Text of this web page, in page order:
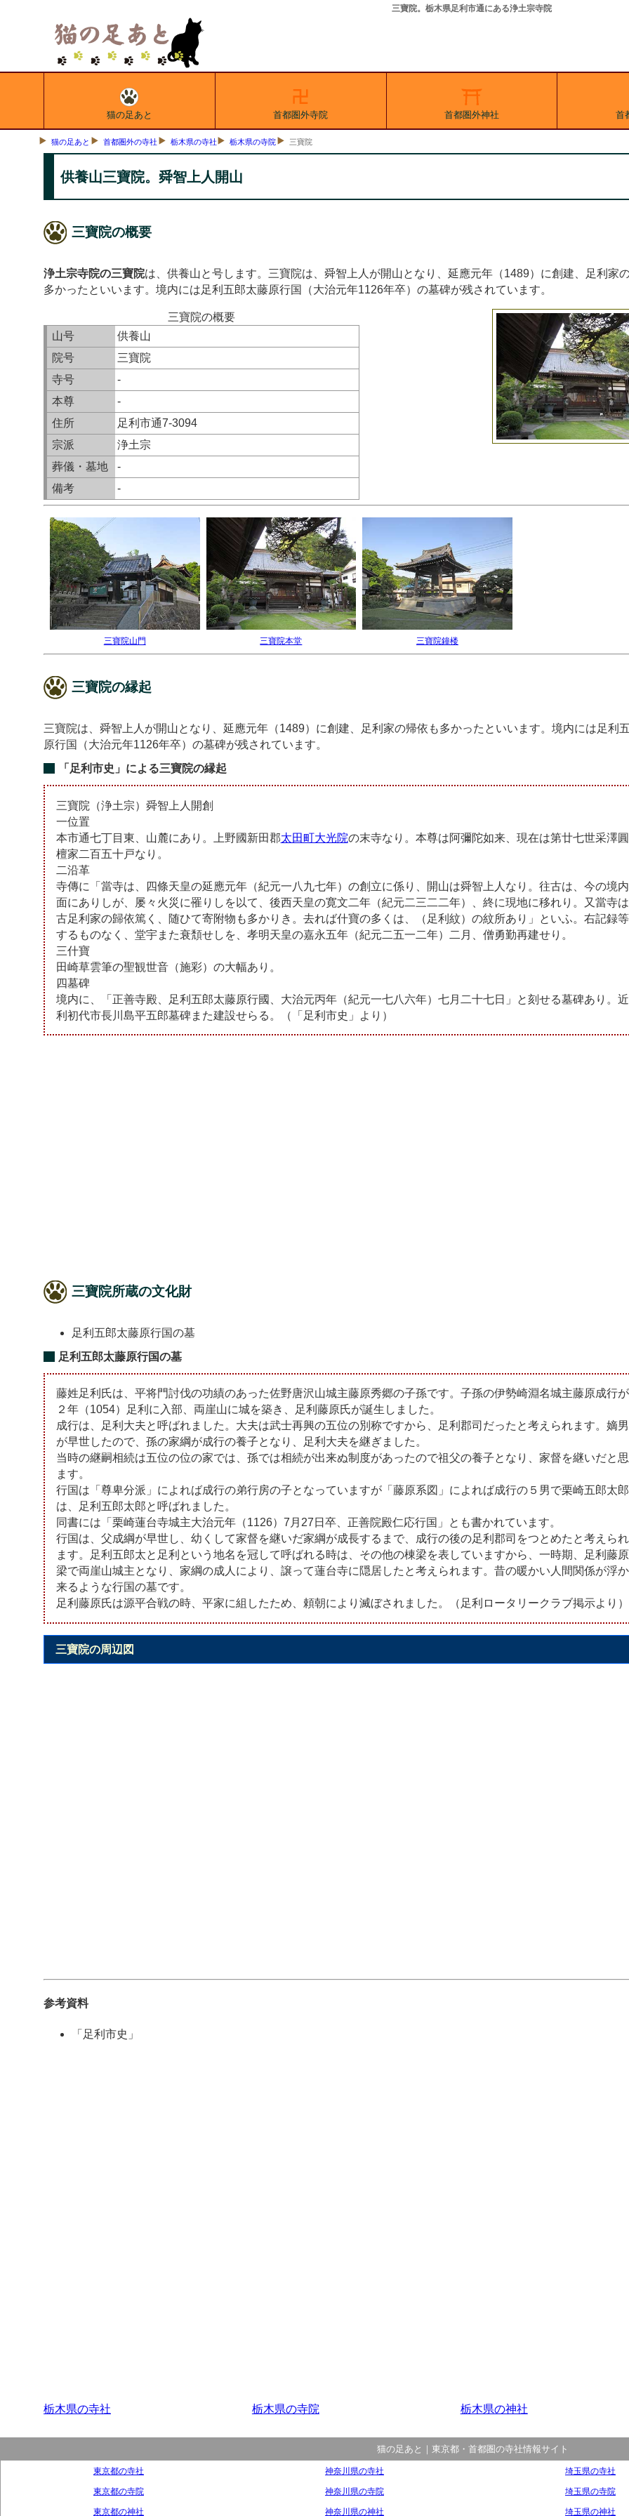
三寶院。栃木県足利市通にある浄土宗寺院
猫の足あと 首都圏外寺院 首都圏外神社 首
猫の足あと 首都圏外の寺社 栃木県の寺社 栃木県の寺院 三寶院
供養山三寶院。舜智上人開山
三寶院の概要
浄土宗寺院の三寶院は、供養山と号します。三寶院は、舜智上人が開山となり、延應元年（1489）に創建、足利家
多かったといいます。境内には足利五郎太藤原行国（大治元年1126年卒）の墓碑が残されています。
三寶院の概要
山号
供養山
院号
三寶院
寺号
-
本尊
-
住所
足利市通7-3094
宗派
浄土宗
葬儀・墓地
-
備考
-
三寶院山門 三寶院本堂 三寶院鐘楼
三寶院の縁起
三寶院は、舜智上人が開山となり、延應元年（1489）に創建、足利家の帰依も多かったといいます。境内には足利
原行国（大治元年1126年卒）の墓碑が残されています。
「足利市史」による三寶院の縁起
三寶院（浄土宗）舜智上人開創
一位置
本市通七丁目東、山麓にあり。上野國新田郡太田町大光院の末寺なり。本尊は阿彌陀如来、現在は第廿七世采澤
檀家二百五十戸なり。
二沿革
寺傳に「當寺は、四條天皇の延應元年（紀元一八九七年）の創立に係り、開山は舜智上人なり。往古は、今の境
面にありしが、屡々火災に罹りしを以て、後西天皇の寛文二年（紀元二三二二年）、終に現地に移れり。又當寺
古足利家の歸依篤く、随ひて寄附物も多かりき。去れば什寶の多くは、（足利紋）の紋所あり」といふ。右記録
するものなく、堂宇また衰頽せしを、孝明天皇の嘉永五年（紀元二五一二年）二月、僧勇勤再建せり。
三什寶
田崎草雲筆の聖観世音（施彩）の大幅あり。
四墓碑
境内に、「正善寺殿、足利五郎太藤原行國、大治元丙年（紀元一七八六年）七月二十七日」と刻せる墓碑あり。
利初代市長川島平五郎墓碑また建設せらる。（「足利市史」より）
三寶院所蔵の文化財
足利五郎太藤原行国の墓
足利五郎太藤原行国の墓
藤姓足利氏は、平将門討伐の功績のあった佐野唐沢山城主藤原秀郷の子孫です。子孫の伊勢崎淵名城主藤原成行
２年（1054）足利に入部、両崖山に城を築き、足利藤原氏が誕生しました。
成行は、足利大夫と呼ばれました。大夫は武士再興の五位の別称ですから、足利郡司だったと考えられます。嫡
が早世したので、孫の家綱が成行の養子となり、足利大夫を継ぎました。
当時の継嗣相続は五位の位の家では、孫では相続が出来ぬ制度があったので祖父の養子となり、家督を継いだと
ます。
行国は「尊卑分派」によれば成行の弟行房の子となっていますが「藤原系図」によれば成行の５男で栗崎五郎太
は、足利五郎太郎と呼ばれました。
同書には「栗崎蓮台寺城主大治元年（1126）7月27日卒、正善院殿仁応行国」とも書かれています。
行国は、父成綱が早世し、幼くして家督を継いだ家綱が成長するまで、成行の後の足利郡司をつとめたと考えら
ます。足利五郎太と足利という地名を冠して呼ばれる時は、その他の棟梁を表していますから、一時期、足利藤
梁で両崖山城主となり、家綱の成人により、譲って蓮台寺に隠居したと考えられます。昔の暖かい人間関係が浮
来るような行国の墓です。
足利藤原氏は源平合戦の時、平家に組したため、頼朝により滅ぼされました。（足利ロータリークラブ掲示より）
三寶院の周辺図
参考資料
「足利市史」
栃木県の寺社 栃木県の寺院 栃木県の神社
猫の足あと｜東京都・首都圏の寺社情報サイト
東京都の寺社
東京都の寺院
東京都の神社
神奈川県の寺社
神奈川県の寺院
神奈川県の神社
埼玉県の寺社
埼玉県の寺院
埼玉県の神社